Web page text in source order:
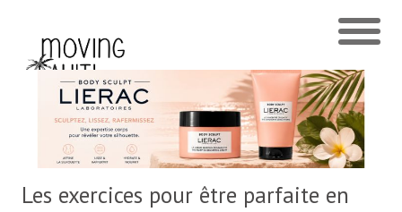
Les exercices pour être parfaite en